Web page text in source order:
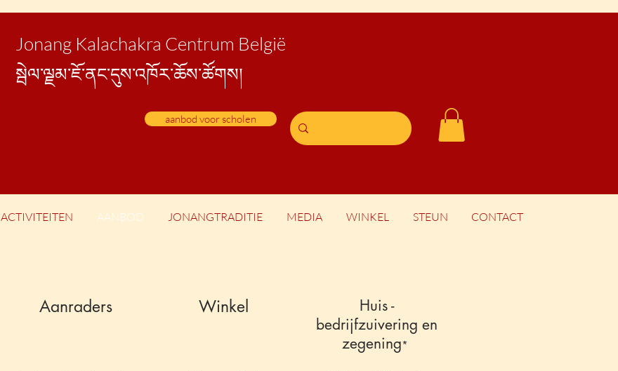
Jonang Kalachakra Centrum België
སྦེལ་ལྗམ་ཇོ་ནང་དུས་འཁོར་ཆོས་ཚོགས།
aanbod voor scholen
ACTIVITEITEN AANBOD JONANGTRADITIE MEDIA WINKEL STEUN CONTACT
Aanraders Winkel
Huis -
bedrijfzuivering en
zegening*